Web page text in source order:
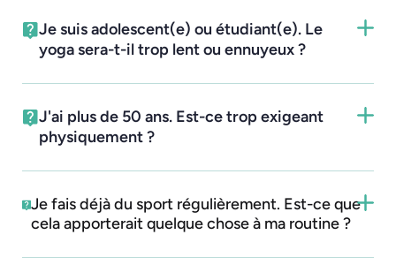
Je suis adolescent(e) ou étudiant(e). Le
yoga sera-t-il trop lent ou ennuyeux ?
J'ai plus de 50 ans. Est-ce trop exigeant
physiquement ?
Je fais déjà du sport régulièrement. Est-ce que
cela apporterait quelque chose à ma routine ?